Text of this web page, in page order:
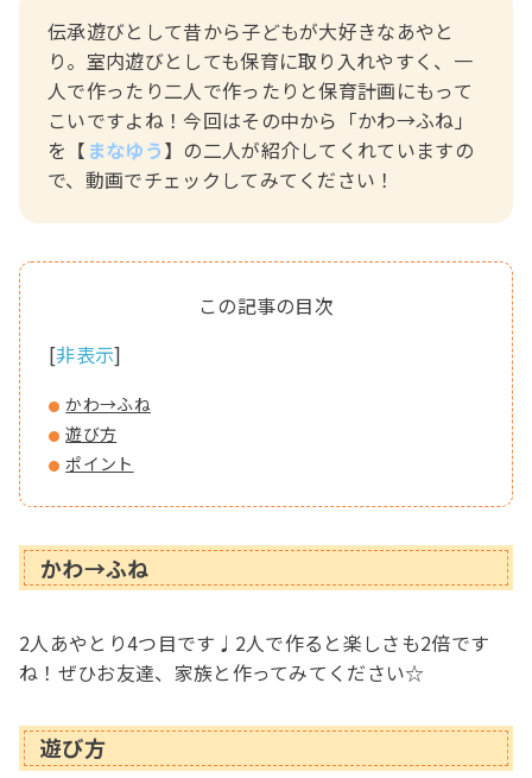
伝承遊びとして昔から子どもが大好きなあやと
り。室内遊びとしても保育に取り入れやすく、一
人で作ったり二人で作ったりと保育計画にもって
こいですよね！今回はその中から「かわ→ふね」
を【 まなゆう】の二人が紹介してくれていますの
で、動画でチェックしてみてください！
[非表示]
かわ→ふね
遊び方
ポイント
かわ→ふね
2人あやとり4つ目です♩2人で作ると楽しさも2倍です
ね！ぜひお友達、家族と作ってみてください☆
遊び方